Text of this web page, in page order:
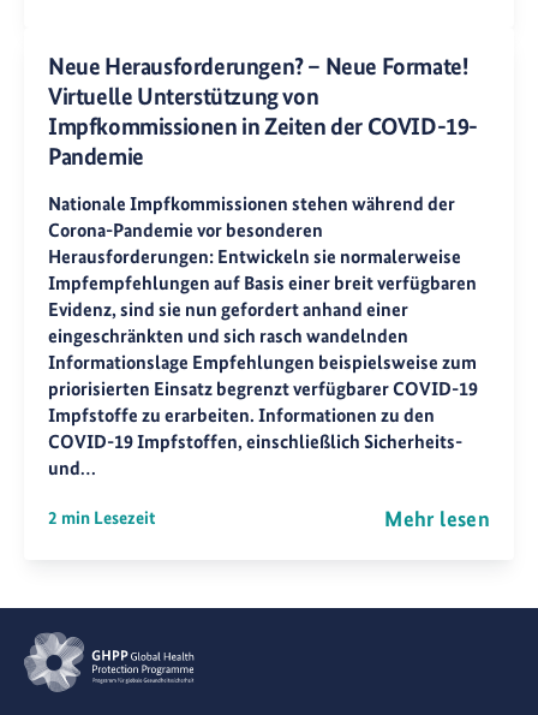
Neue Herausforderungen? – Neue Formate!
Virtuelle Unterstützung von
Impfkommissionen in Zeiten der COVID-19-
Pandemie
Nationale Impfkommissionen stehen während der
Corona-Pandemie vor besonderen
Herausforderungen: Entwickeln sie normalerweise
Impfempfehlungen auf Basis einer breit verfügbaren
Evidenz, sind sie nun gefordert anhand einer
eingeschränkten und sich rasch wandelnden
Informationslage Empfehlungen beispielsweise zum
priorisierten Einsatz begrenzt verfügbarer COVID-19
Impfstoffe zu erarbeiten. Informationen zu den
COVID-19 Impfstoffen, einschließlich Sicherheits-
und…
2 min Lesezeit Mehr lesen